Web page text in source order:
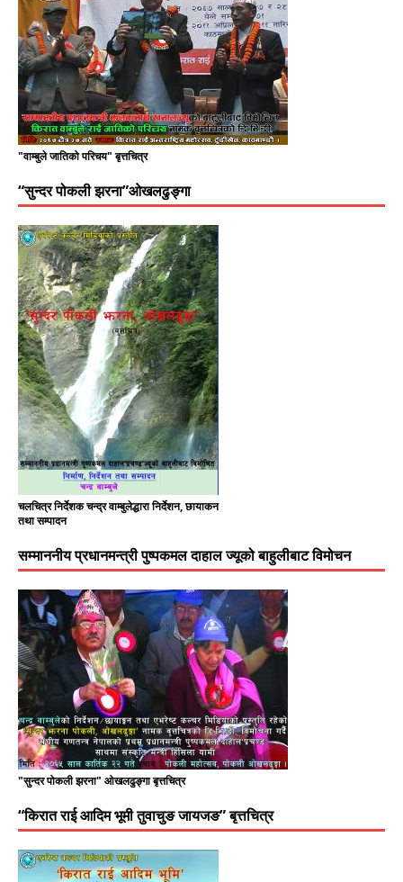
"वाम्बुले जातिको परिचय" बृत्तचित्र
“सुन्दर पोकली झरना”ओखलढुङ्गा
चलचित्र निर्देशक चन्द्र वाम्बुलेद्धारा निर्देशन, छायाकन
तथा सम्पादन
सम्माननीय प्रधानमन्त्री पुष्पकमल दाहाल ज्यूको बाहुलीबाट विमोचन
"सुन्दर पोकली झरना" ओखलढुङ्गा बृत्तचित्र
“किरात राई आदिम भूमी तुवाचुङ जायजङ” बृत्तचित्र